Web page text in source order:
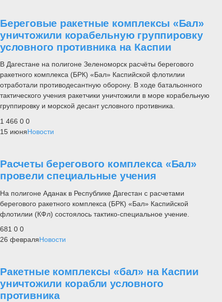
Береговые ракетные комплексы «Бал»
уничтожили корабельную группировку
условного противника на Каспии
В Дагестане на полигоне Зеленоморск расчёты берегового
ракетного комплекса (БРК) «Бал» Каспийской флотилии
отработали противодесантную оборону. В ходе батальонного
тактического учения ракетчики уничтожили в море корабельную
группировку и морской десант условного противника.
1 466 0 0
15 июняНовости
Расчеты берегового комплекса «Бал»
провели специальные учения
На полигоне Аданак в Республике Дагестан с расчетами
берегового ракетного комплекса (БРК) «Бал» Каспийской
флотилии (КФл) состоялось тактико-специальное учение.
681 0 0
26 февраляНовости
Ракетные комплексы «бал» на Каспии
уничтожили корабли условного
противника